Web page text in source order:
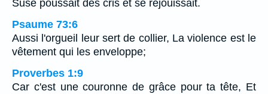
Suse poussait des cris et se réjouissait.
Psaume 73:6
Aussi l'orgueil leur sert de collier, La violence est le
vêtement qui les enveloppe;
Proverbes 1:9
Car c'est une couronne de grâce pour ta tête, Et